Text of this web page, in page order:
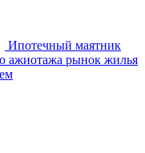
Ипотечный маятник
ажиотажа рынок жилья